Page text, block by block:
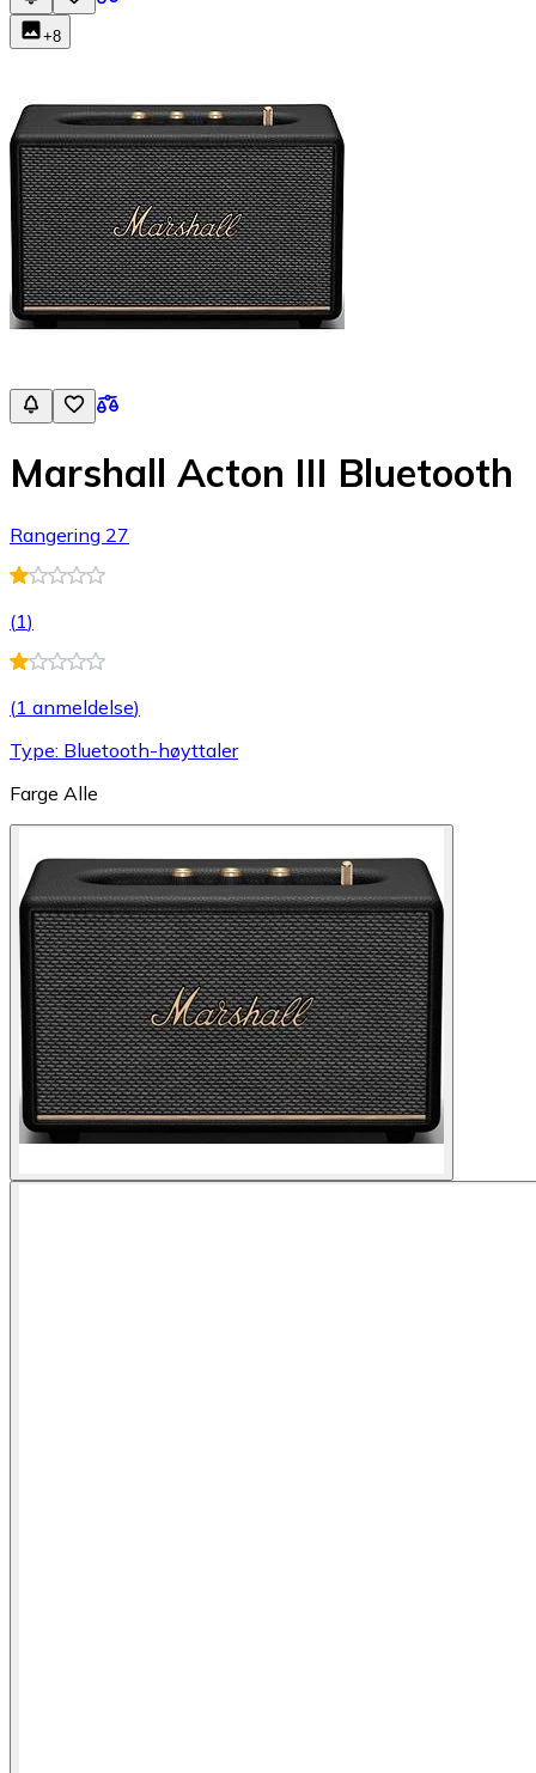
+8
Marshall Acton III Bluetooth
Rangering 27
(1)
(1 anmeldelse)
Type: Bluetooth-høyttaler
Farge Alle